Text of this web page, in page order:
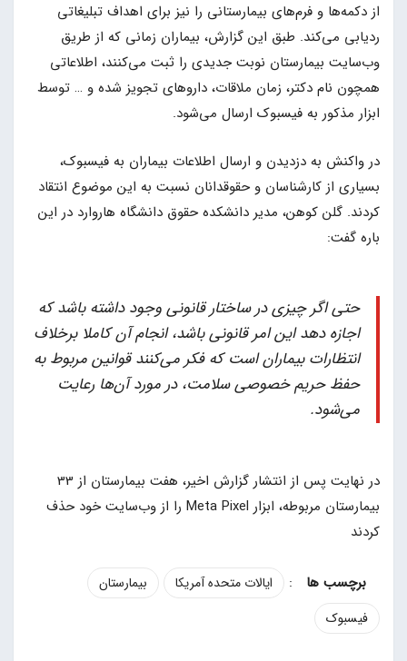
از دکمه‌ها و فرم‌های بیمارستانی را نیز برای اهداف تبلیغاتی
ردیابی می‌کند. طبق این گزارش، بیماران زمانی که از طریق
وب‌سایت بیمارستان نوبت جدیدی را ثبت می‌کنند، اطلاعاتی
همچون نام دکتر، زمان ملاقات، داروهای تجویز شده و … توسط
ابزار مذکور به فیسبوک ارسال می‌شود.
در واکنش به دزدیدن و ارسال اطلاعات بیماران به فیسبوک،
بسیاری از کارشناسان و حقوقدانان نسبت به این موضوع انتقاد
کردند. گلن کوهن، مدیر دانشکده حقوق دانشگاه هاروارد در این
باره گفت:
حتی اگر چیزی در ساختار قانونی وجود داشته باشد که
اجازه دهد این امر قانونی باشد، انجام آن کاملا برخلاف
انتظارات بیماران است که فکر می‌کنند قوانین مربوط به
حفظ حریم خصوصی سلامت، در مورد آن‌ها رعایت
می‌شود.
در نهایت پس از انتشار گزارش اخیر، هفت بیمارستان از 33
بیمارستان مربوطه، ابزار Meta Pixel را از وب‌سایت‌ خود حذف
کردند
: ایالات متحده آمریکا
بیمارستان
فیسبوک